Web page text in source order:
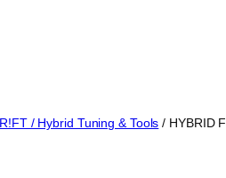
/ Hybrid Tuning & Tools / HYBRID